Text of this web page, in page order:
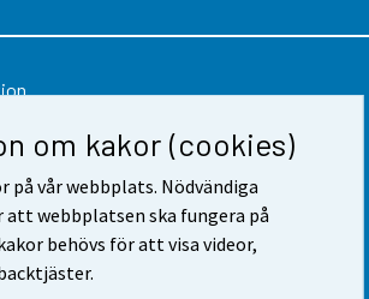
om kakor (cookies)
på vår webbplats. Nödvändiga
att webbplatsen ska fungera på
behövs för att visa videor,